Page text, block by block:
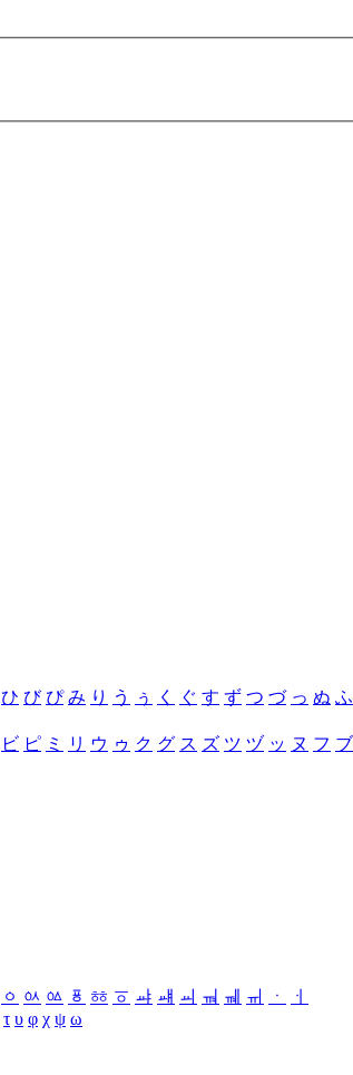
ひ び ぴ み り う ぅ く ぐ す ず つ づ っ ぬ ふ
ビ ピ ミ リ ウ ゥ ク グ ス ズ ツ ヅ ッ ヌ フ ブ
ㆁ ㆂ ㆃ ㆄ ㆅ ㆆ ㆇ ㆈ ㆉ ㆊ ㆋ ㆌ ㆍ
ㆎ
τ υ φ χ ψ ω